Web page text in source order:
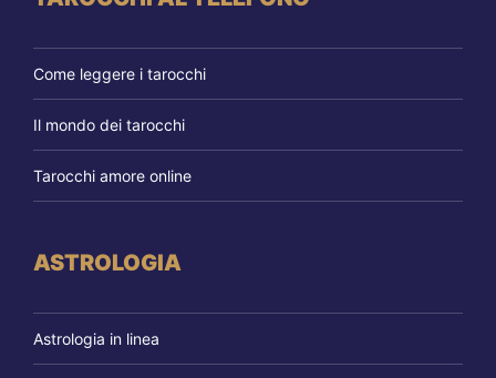
Come leggere i tarocchi
Il mondo dei tarocchi
Tarocchi amore online
ASTROLOGIA
Astrologia in linea